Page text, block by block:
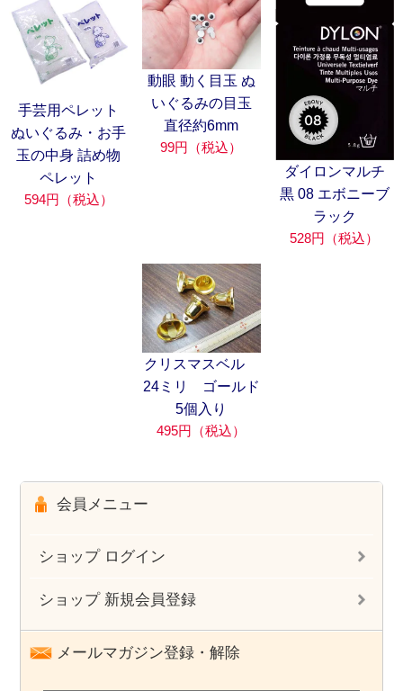
手芸用ペレット
ぬいぐるみ・お手
玉の中身 詰め物
ペレット
594円（税込）
動眼 動く目玉 ぬ
いぐるみの目玉
直径約6mm
99円（税込）
ダイロンマルチ
黒 08 エボニーブ
ラック
528円（税込）
クリスマスベル
24ミリ ゴールド
5個入り
495円（税込）
会員メニュー
ショップ ログイン
ショップ 新規会員登録
メールマガジン登録・解除